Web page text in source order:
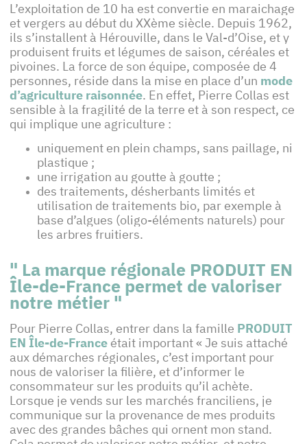
L’exploitation de 10 ha est convertie en maraichage
et vergers au début du XXème siècle. Depuis 1962,
ils s’installent à Hérouville, dans le Val-d’Oise, et y
produisent fruits et légumes de saison, céréales et
pivoines. La force de son équipe, composée de 4
personnes, réside dans la mise en place d’un mode
d’agriculture raisonnée. En effet, Pierre Collas est
sensible à la fragilité de la terre et à son respect, ce
qui implique une agriculture :
uniquement en plein champs, sans paillage, ni
plastique ;
une irrigation au goutte à goutte ;
des traitements, désherbants limités et
utilisation de traitements bio, par exemple à
base d’algues (oligo-éléments naturels) pour
les arbres fruitiers.
" La marque régionale PRODUIT EN
Île-de-France permet de valoriser
notre métier "
Pour Pierre Collas, entrer dans la famille PRODUIT
EN Île-de-France était important « Je suis attaché
aux démarches régionales, c’est important pour
nous de valoriser la filière, et d’informer le
consommateur sur les produits qu’il achète.
Lorsque je vends sur les marchés franciliens, je
communique sur la provenance de mes produits
avec des grandes bâches qui ornent mon stand.